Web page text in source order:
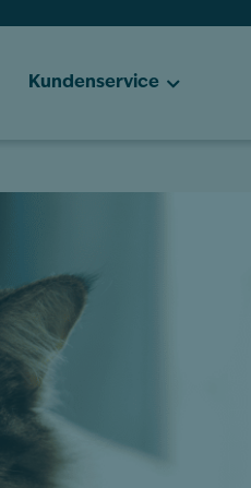
Kundenservice